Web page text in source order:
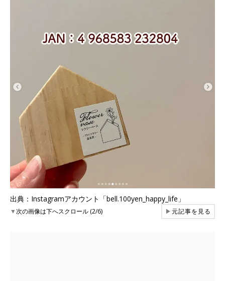
出典：Instagramアカウント「bell.100yen_happy_life」
▼次の画像は下へスクロール (2/6) ▶元記事を見る